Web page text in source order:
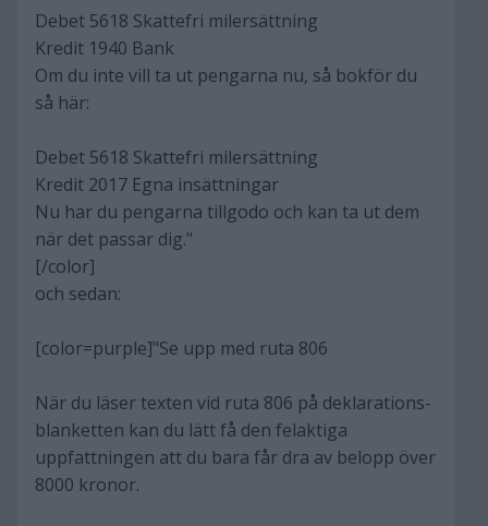
Debet 5618 Skattefri milersättning
Kredit 1940 Bank
Om du inte vill ta ut pengarna nu, så bokför du
så här:
Debet 5618 Skattefri milersättning
Kredit 2017 Egna insättningar
Nu har du pengarna tillgodo och kan ta ut dem
när det passar dig."
[/color]
och sedan:
[color=purple]"Se upp med ruta 806
När du läser texten vid ruta 806 på deklarations-
blanketten kan du lätt få den felaktiga
uppfattningen att du bara får dra av belopp över
8000 kronor.